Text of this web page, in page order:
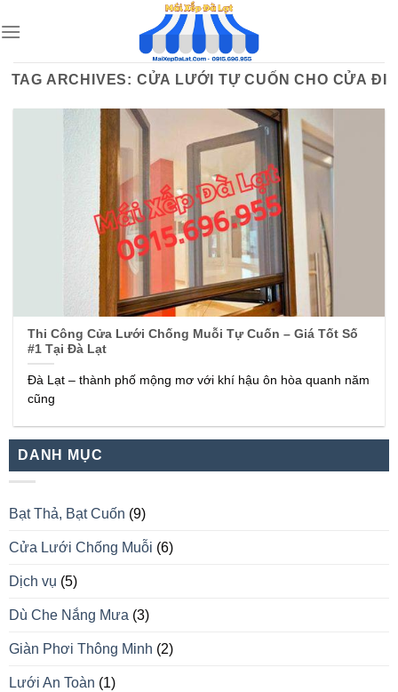
to
TAG ARCHIVES: CỬA LƯỚI TỰ CUỐN CHO CỬA ĐI
Thi Công Cửa Lưới Chống Muỗi Tự Cuốn – Giá Tốt Số
#1 Tại Đà Lạt
Đà Lạt – thành phố mộng mơ với khí hậu ôn hòa quanh năm
cũng
DANH MỤC
Bạt Thả, Bạt Cuốn (9)
Cửa Lưới Chống Muỗi (6)
Dịch vụ (5)
Dù Che Nắng Mưa (3)
Giàn Phơi Thông Minh (2)
Lưới An Toàn (1)